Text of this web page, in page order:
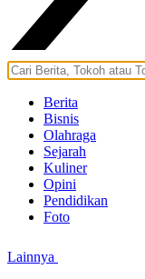
Berita
Bisnis
Olahraga
Sejarah
Kuliner
Opini
Pendidikan
Foto
Lainnya